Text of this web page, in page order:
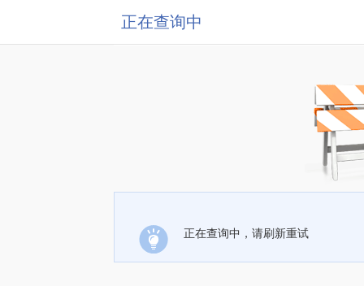
正在查询中
正在查询中，请刷新重试